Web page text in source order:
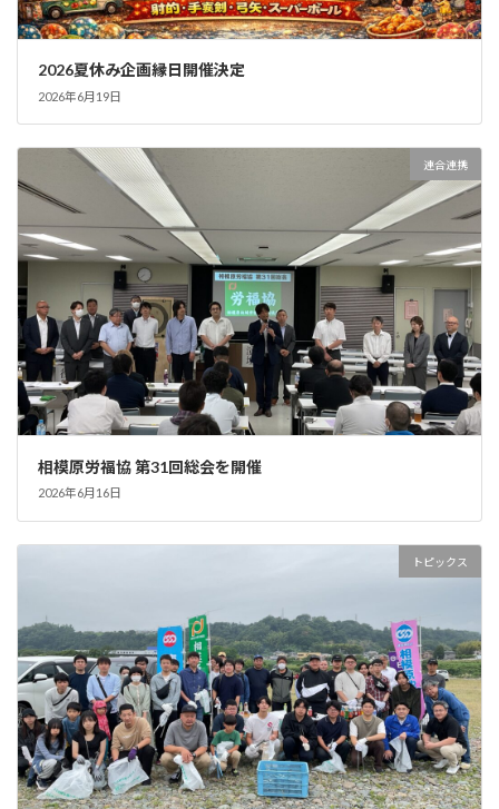
2026夏休み企画縁日開催決定
2026年6月19日
連合連携
相模原労福協 第31回総会を開催
2026年6月16日
トピックス